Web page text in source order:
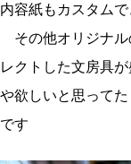
内容紙もカスタムで
その他オリジナル
レクトした文房具
や欲しいと思って
です